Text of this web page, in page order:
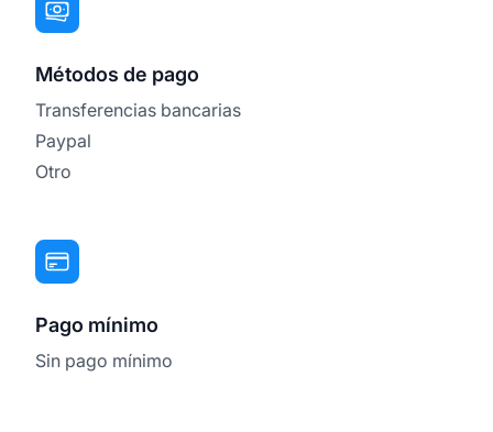
Métodos de pago
Transferencias bancarias
Paypal
Otro
Pago mínimo
Sin pago mínimo